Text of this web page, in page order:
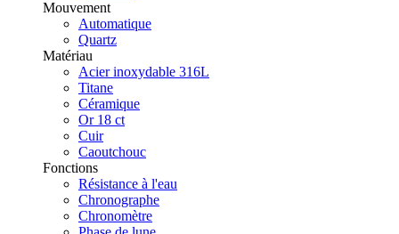
Mouvement
Automatique
Quartz
Matériau
Acier inoxydable 316L
Titane
Céramique
Or 18 ct
Cuir
Caoutchouc
Fonctions
Résistance à l'eau
Chronographe
Chronomètre